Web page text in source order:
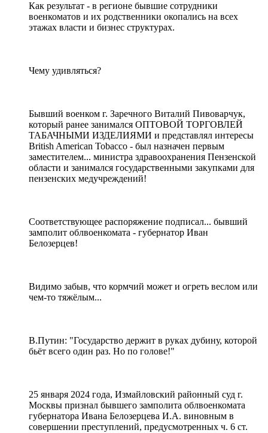
Как результат - в регионе бывшие сотрудники
военкоматов и их родственники окопались на всех
этажах власти и бизнес структурах.
Чему удивляться?
Бывший военком г. Заречного Виталий Пивоварчук,
который ранее занимался ОПТОВОЙ ТОРГОВЛЕЙ
ТАБАЧНЫМИ ИЗДЕЛИЯМИ и представлял интересы
British American Tobacco - был назначен первым
заместителем... министра здравоохранения Пензенской
области и занимался государственными закупками для
пензенских медучреждений!
Соответствующее распоряжение подписал... бывший
замполит облвоенкомата - губернатор Иван
Белозерцев!
Видимо забыв, что кормчий может и огреть веслом или
чем-то тяжёлым...
В.Путин: "Государство держит в руках дубину, которой
бьёт всего один раз. Но по голове!"
25 января 2024 года, Измайловский районный суд г.
Москвы признал бывшего замполита облвоенкомата
губернатора Ивана Белозерцева И.А. виновным в
совершении преступлений, предусмотренных ч. 6 ст.